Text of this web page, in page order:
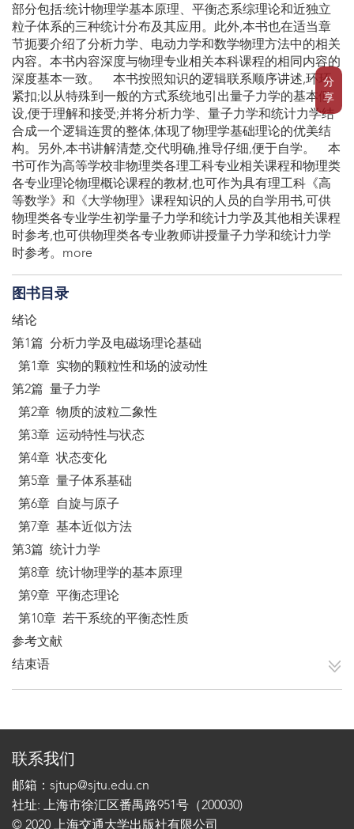
分
享
部分包括:统计物理学基本原理、平衡态系综理论和近独立
粒子体系的三种统计分布及其应用。此外,本书也在适当章
节扼要介绍了分析力学、电动力学和数学物理方法中的相关
内容。本书内容深度与物理专业相关本科课程的相同内容的
深度基本一致。 本书按照知识的逻辑联系顺序讲述,环环
紧扣;以从特殊到一般的方式系统地引出量子力学的基本假
设,便于理解和接受;并将分析力学、量子力学和统计力学结
合成一个逻辑连贯的整体,体现了物理学基础理论的优美结
构。另外,本书讲解清楚,交代明确,推导仔细,便于自学。 本
书可作为高等学校非物理类各理工科专业相关课程和物理类
各专业理论物理概论课程的教材,也可作为具有理工科《高
等数学》和《大学物理》课程知识的人员的自学用书,可供
物理类各专业学生初学量子力学和统计力学及其他相关课程
时参考,也可供物理类各专业教师讲授量子力学和统计力学
时参考。more
图书目录
绪论
第1篇 分析力学及电磁场理论基础
第1章 实物的颗粒性和场的波动性
第2篇 量子力学
第2章 物质的波粒二象性
第3章 运动特性与状态
第4章 状态变化
第5章 量子体系基础
第6章 自旋与原子
第7章 基本近似方法
第3篇 统计力学
第8章 统计物理学的基本原理
第9章 平衡态理论
第10章 若干系统的平衡态性质
参考文献
结束语
联系我们
邮箱：sjtup@sjtu.edu.cn
社址: 上海市徐汇区番禺路951号（200030)
© 2020 上海交通大学出版社有限公司